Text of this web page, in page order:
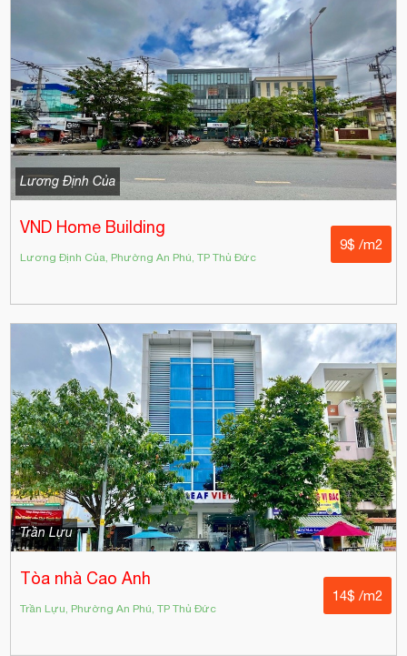
Lương Định Của
VND Home Building
Lương Định Của, Phường An Phú, TP Thủ Đức
9$ /m2
Trần Lựu
Tòa nhà Cao Anh
Trần Lựu, Phường An Phú, TP Thủ Đức
14$ /m2